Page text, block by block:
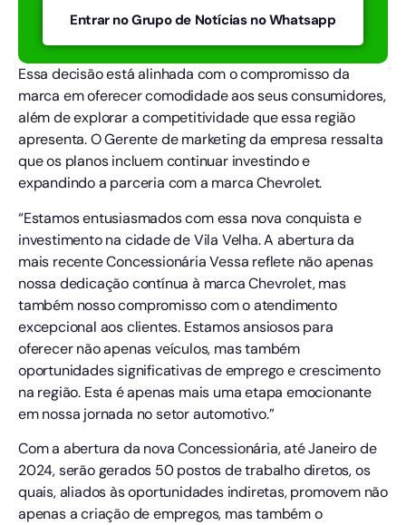
Entrar no Grupo de Notícias no Whatsapp
Essa decisão está alinhada com o compromisso da
marca em oferecer comodidade aos seus consumidores,
além de explorar a competitividade que essa região
apresenta. O Gerente de marketing da empresa ressalta
que os planos incluem continuar investindo e
expandindo a parceria com a marca Chevrolet.
“Estamos entusiasmados com essa nova conquista e
investimento na cidade de Vila Velha. A abertura da
mais recente Concessionária Vessa reflete não apenas
nossa dedicação contínua à marca Chevrolet, mas
também nosso compromisso com o atendimento
excepcional aos clientes. Estamos ansiosos para
oferecer não apenas veículos, mas também
oportunidades significativas de emprego e crescimento
na região. Esta é apenas mais uma etapa emocionante
em nossa jornada no setor automotivo.”
Com a abertura da nova Concessionária, até Janeiro de
2024, serão gerados 50 postos de trabalho diretos, os
quais, aliados às oportunidades indiretas, promovem não
apenas a criação de empregos, mas também o